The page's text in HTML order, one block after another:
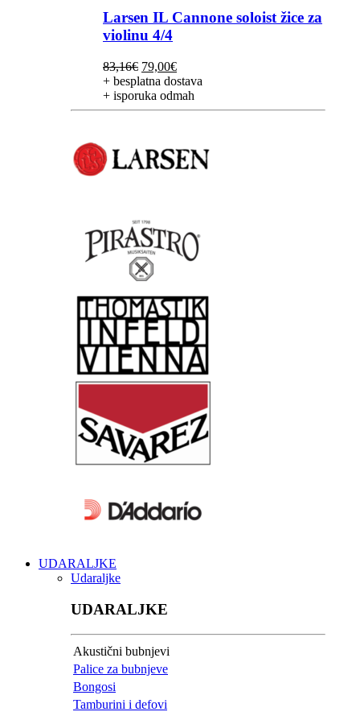
Larsen IL Cannone soloist žice za
violinu 4/4
83,16€ Izvorna
cijena
bila
je:
79,00€Trenutna
cijena
je:
79,00€.
+ besplatna dostava
+ isporuka odmah
UDARALJKE
Udaraljke
UDARALJKE
Akustični bubnjevi
Palice za bubnjeve
Bongosi
Tamburini i defovi